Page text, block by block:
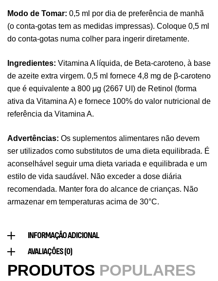
Modo de Tomar: 0,5 ml por dia de preferência de manhã
(o conta-gotas tem as medidas impressas). Coloque 0,5 ml
do conta-gotas numa colher para ingerir diretamente.
Ingredientes: Vitamina A líquida, de Beta-caroteno, à base
de azeite extra virgem. 0,5 ml fornece 4,8 mg de β-caroteno
que é equivalente a 800 μg (2667 UI) de Retinol (forma
ativa da Vitamina A) e fornece 100% do valor nutricional de
referência da Vitamina A.
Advertências: Os suplementos alimentares não devem
ser utilizados como substitutos de uma dieta equilibrada. É
aconselhável seguir uma dieta variada e equilibrada e um
estilo de vida saudável. Não exceder a dose diária
recomendada. Manter fora do alcance de crianças. Não
armazenar em temperaturas acima de 30°C.
INFORMAÇÃO ADICIONAL
AVALIAÇÕES (0)
PRODUTOS POPULARES
Pure Electrolytes 270 G Ostrovit
Desporto,Suplementos
7,50€
Ostrovit
Saúde Óssea,Suplementos
9,50€
Vitamin D3 + K2 90 Comprimidos Ostrovit
Saúde Óssea, Suplementos
Magnesium + Potassium 20 Comprimidos
Efervescentes Ostrovit
Suplementos, Vitaminas e Minerais